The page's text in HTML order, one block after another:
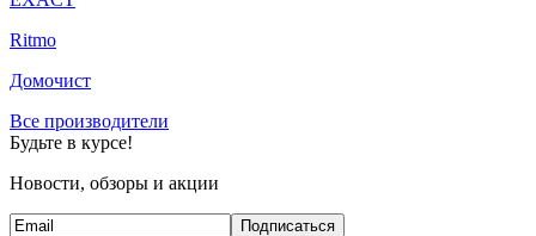
Ritmo
Домочист
Все производители
Будьте в курсе!
Новости, обзоры и акции
Подписаться